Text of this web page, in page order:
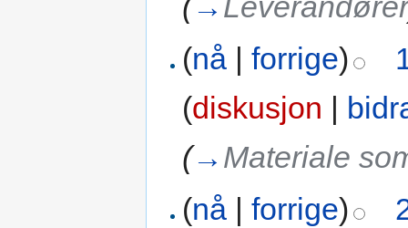
(nå |forrige)
(diskusjon |
(→ Materiale
(nå |forrige)